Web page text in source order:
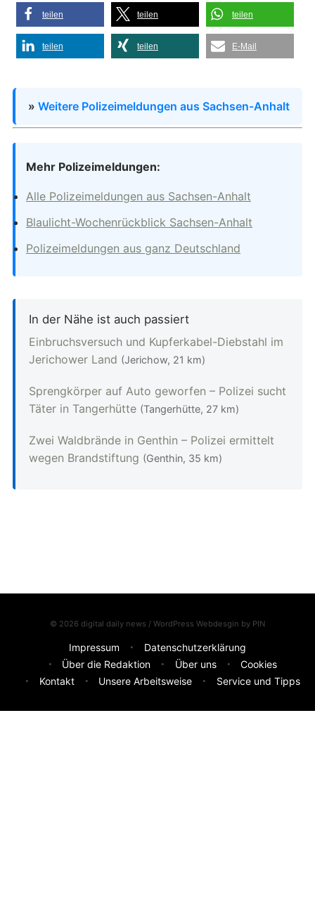
teilen teilen teilen
teilen teilen E-Mail
» Weitere Polizeimeldungen aus Sachsen-Anhalt
Mehr Polizeimeldungen:
Alle Polizeimeldungen aus Sachsen-Anhalt
Blaulicht-Wochenrückblick Sachsen-Anhalt
Polizeimeldungen aus ganz Deutschland
In der Nähe ist auch passiert
Einbruchsversuch und Kupferkabel-Diebstahl im
Jerichower Land (Jerichow, 21 km)
Sprengkörper auf Auto geworfen – Polizei sucht
Täter in Tangerhütte (Tangerhütte, 27 km)
Zwei Waldbrände in Genthin – Polizei ermittelt
wegen Brandstiftung (Genthin, 35 km)
© 2026 digital daily news / WordPress Webdesgin by PIN
Impressum
Datenschutzerklärung
Über die Redaktion
Über uns
Cookies
Kontakt
Unsere Arbeitsweise Service und Tipps